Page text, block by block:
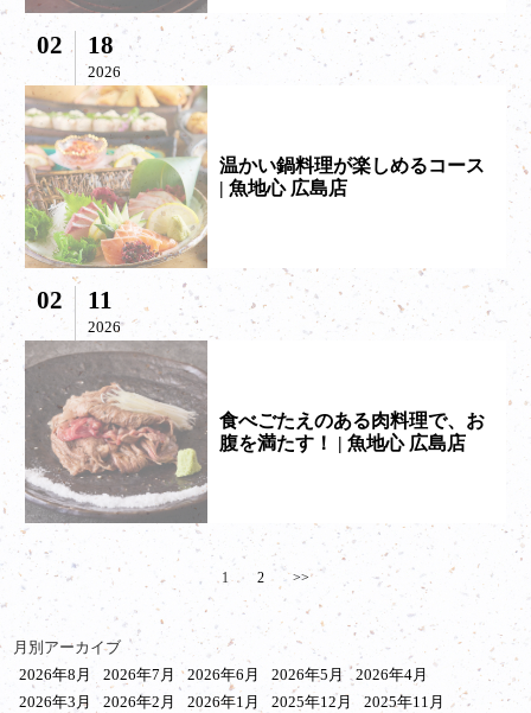
02 18
2026
温かい鍋料理が楽しめるコース
| 魚地心 広島店
02 11
2026
食べごたえのある肉料理で、お
腹を満たす！ | 魚地心 広島店
1 2 >>
月別アーカイブ
2026年8月
2026年7月 2026年6月 2026年5月
2026年4月
2026年3月
2026年2月 2026年1月 2025年12月
2025年11月